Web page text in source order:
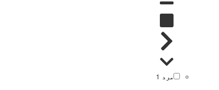
مرد 1